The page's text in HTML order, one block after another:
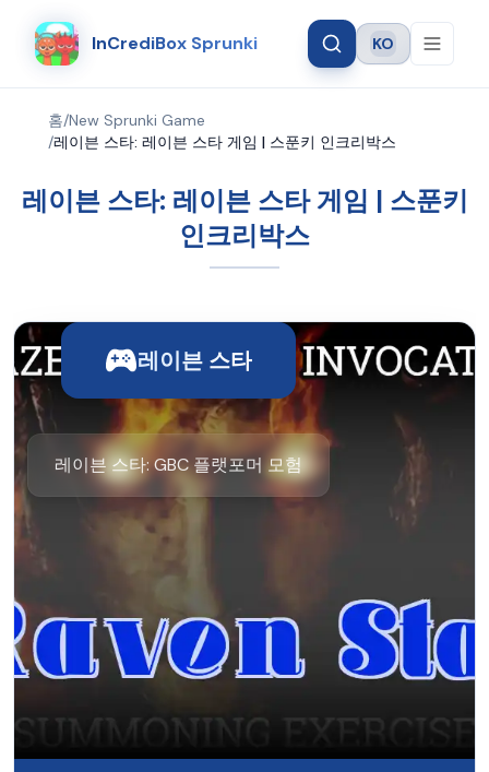
InCrediBox Sprunki Language
KO
홈/New Sprunki Game
/레이븐 스타: 레이븐 스타 게임 | 스푼키 인크리박스
레이븐 스타: 레이븐 스타 게임 | 스푼키
인크리박스
레이븐 스타
레이븐 스타: GBC 플랫포머 모험